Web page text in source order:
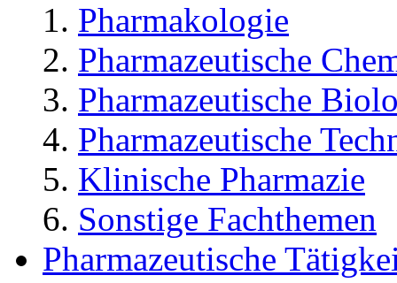
Pharmakologie
Pharmazeutische
Pharmazeutische
Pharmazeutische
Klinische Pharmazie
Sonstige Fachthemen
Pharmazeutische